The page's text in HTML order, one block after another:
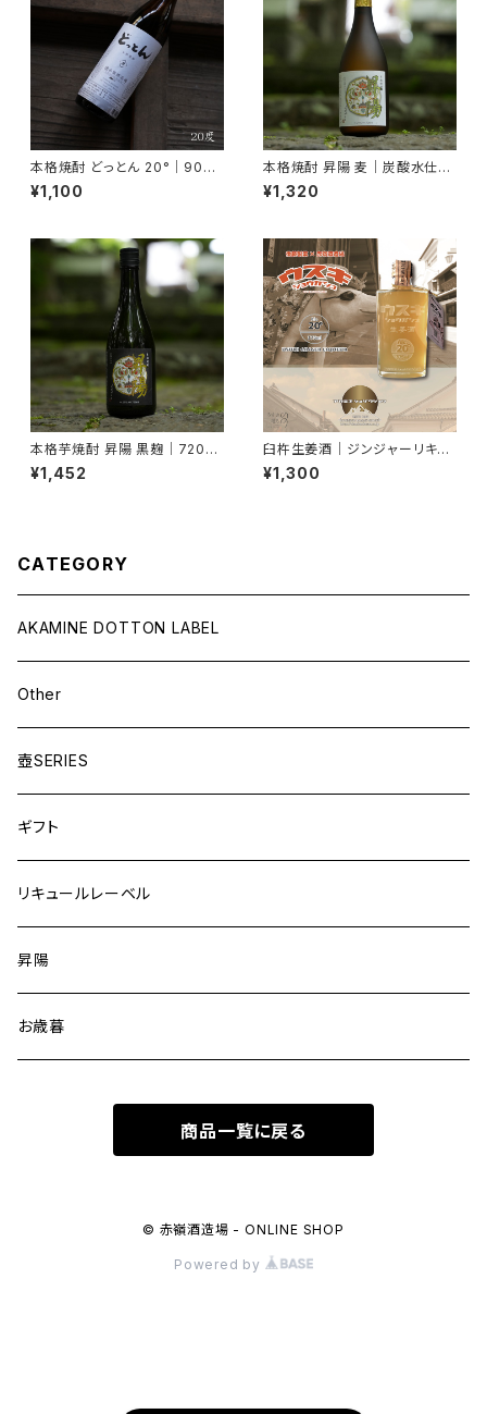
本格焼酎 どっとん 20°｜900
ml【2015年度 全国酒類コンク
ール 麦焼酎部門 第1位受賞】
¥1,100
本格焼酎 昇陽 麦｜炭酸水仕立
て・爽快クリアな味わい【食中酒
に最適】720ml
¥1,320
本格芋焼酎 昇陽 黒麹｜720ml
常圧・減圧ブレンド 25度【香り
豊か・まろやか】
¥1,452
臼杵生姜酒｜ジンジャーリキュ
ール｜大分・臼杵産生姜使用
¥1,300
CATEGORY
AKAMINE DOTTON LABEL
Other
壺SERIES
ギフト
リキュールレーベル
昇陽
お歳暮
商品一覧に戻る
© 赤嶺酒造場 - ONLINE SHOP
Powered by